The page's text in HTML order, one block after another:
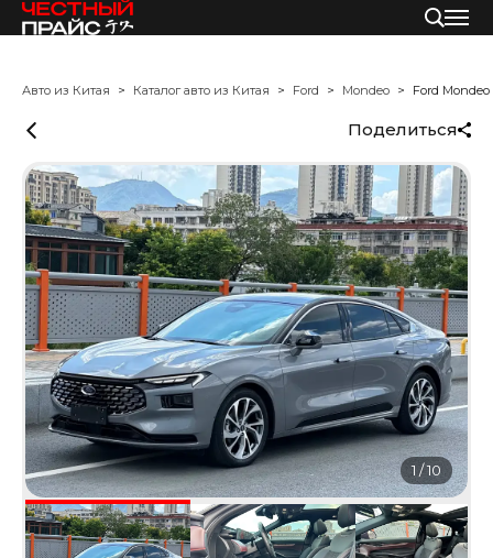
Авто из Китая Каталог авто из Китая Ford Mondeo Ford Mondeo
Поделиться
1 /10